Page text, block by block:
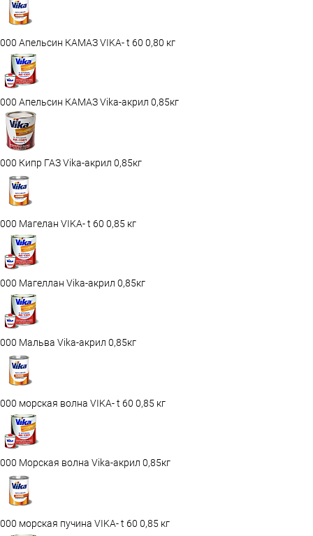
000 Апельсин КАМАЗ VIKA- t 60 0,80 кг
000 Апельсин КАМАЗ Vika-акрил 0,85кг
000 Кипр ГАЗ Vika-акрил 0,85кг
000 Магелан VIKA- t 60 0,85 кг
000 Магеллан Vika-акрил 0,85кг
000 Мальва Vika-акрил 0,85кг
000 морская волна VIKA- t 60 0,85 кг
000 Морская волна Vika-акрил 0,85кг
000 морская пучина VIKA- t 60 0,85 кг